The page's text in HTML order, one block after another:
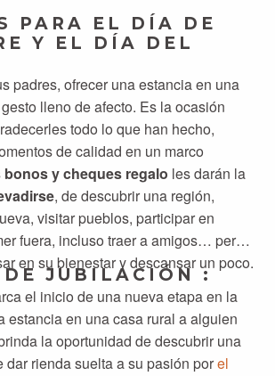
PARA EL DÍA DE
Y EL DÍA DEL
padres, ofrecer una estancia en una
lleno de afecto. Es la ocasión
todo lo que han hecho,
de calidad en un marco
bonos y cheques regalo les darán la
, de descubrir una región,
visitar pueblos, participar en
fuera, incluso traer a amigos… pero
en su bienestar y descansar un poco.
DE JUBILACIÓN :
el inicio de una nueva etapa en la
estancia en una casa rural a alguien
la oportunidad de descubrir una
dar rienda suelta a su pasión porel